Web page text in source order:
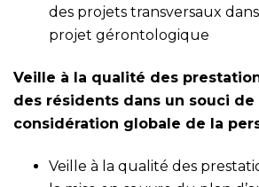
des projets transversaux
projet gérontologique
Veille à la qualité des
des résidents dans un souci de
considération globale de la
Veille à la qualité des